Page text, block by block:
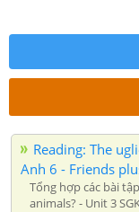
Reading: The
Anh 6 - Friends
Tổng hợp các bài
animals? - Unit 3